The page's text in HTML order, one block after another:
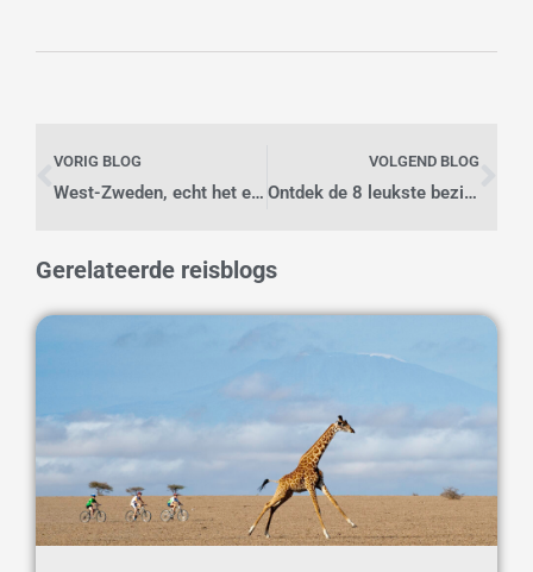
VORIG BLOG
West-Zweden, echt het einde
VOLGEND BLOG
Ontdek de 8 leukste bezienswaardigheden in Keulen
Gerelateerde reisblogs